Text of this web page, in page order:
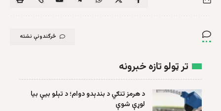
څرگندونې نشته
تر ټولو تازه خبرونه
د هرمز تنګي د بندېدو دوام؛ د تېلو بیې بیا
لوړې شوې